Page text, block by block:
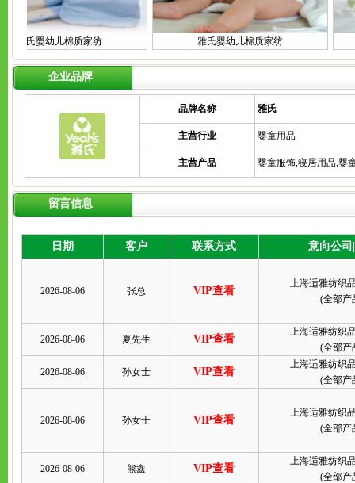
雅氏婴幼儿棉质家纺 雅氏婴幼儿棉质家纺
企业品牌
品牌名称 雅氏
主营行业 婴童用品
主营产品 婴童服饰,寝居用品,婴
留言信息
日期 客户 联系方式 意向公司
2026-08-06 张总 VIP查看
上海适雅纺织
(全部产
2026-08-06 夏先生 VIP查看
上海适雅纺织
(全部产
2026-08-06 孙女士 VIP查看
上海适雅纺织
(全部产
2026-08-06 孙女士 VIP查看
上海适雅纺织
(全部产
2026-08-06 熊鑫 VIP查看
上海适雅纺织
(全部产